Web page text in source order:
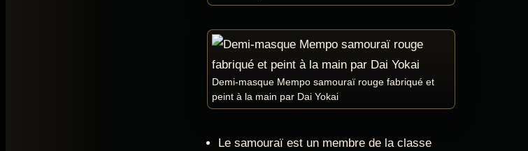
Demi-masque Mempo samouraï rouge fabriqué et
peint à la main par Dai Yokai
Le samouraï est un membre de la classe